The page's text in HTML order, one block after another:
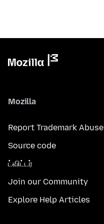
Mozilla
Report Trademark Abuse
Source code
ட்விட்டர்
Join our Community
Explore Help Articles